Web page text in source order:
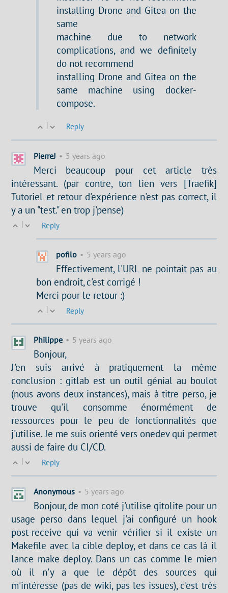
installing Drone and Gitea on the
same
machine due to network
complications, and we definitely
do not recommend
installing Drone and Gitea on the
same machine using docker-
compose.
| Reply
PierreJ • 5 years ago
Merci beaucoup pour cet article très
intéressant. (par contre, ton lien vers [Traefik]
Tutoriel et retour d'expérience n'est pas correct, il
y a un "test." en trop j'pense)
| Reply
pofilo • 5 years ago
Effectivement, l'URL ne pointait pas au
bon endroit, c'est corrigé !
Merci pour le retour :)
| Reply
Philippe • 5 years ago
Bonjour,
J'en suis arrivé à pratiquement la même
conclusion : gitlab est un outil génial au boulot
(nous avons deux instances), mais à titre perso, je
trouve qu'il consomme énormément de
ressources pour le peu de fonctionnalités que
j'utilise. Je me suis orienté vers onedev qui permet
aussi de faire du CI/CD.
| Reply
Anonymous • 5 years ago
Bonjour, de mon coté j'utilise gitolite pour un
usage perso dans lequel j'ai configuré un hook
post-receive qui va venir vérifier si il existe un
Makefile avec la cible deploy, et dans ce cas là il
lance make deploy. Dans un cas comme le mien
où il n'y a que le dépôt des sources qui
m'intéresse (pas de wiki, pas les issues), c'est très